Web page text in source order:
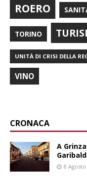
ROERO
TORINO
UNITÀ DI CRISI DELLA
VINO
CRONACA
A
8 Agosto